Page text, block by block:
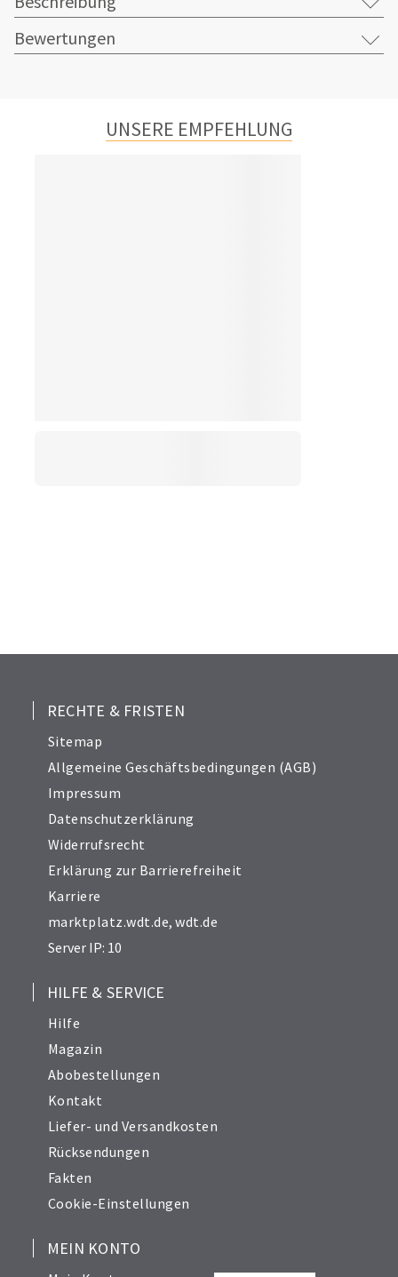
Bewertungen
UNSERE EMPFEHLUNG
RECHTE & FRISTEN
Sitemap
Allgemeine Geschäftsbedingungen (AGB)
Impressum
Datenschutzerklärung
Widerrufsrecht
Erklärung zur Barrierefreiheit
Karriere
marktplatz.wdt.de,wdt.de
Server IP: 10
HILFE & SERVICE
Hilfe
Magazin
Abobestellungen
Kontakt
Liefer- und Versandkosten
Rücksendungen
Fakten
Cookie-Einstellungen
MEIN KONTO